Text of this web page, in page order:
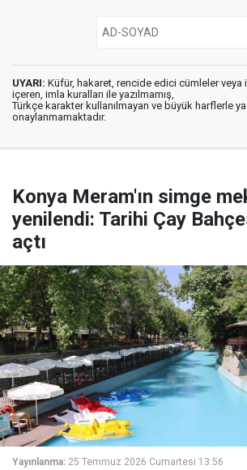
UYARI: Küfür, hakaret, rencide edici cümleler veya
içeren, imla kuralları ile yazılmamış,
Türkçe karakter kullanılmayan ve büyük harflerle
onaylanmamaktadır.
Konya Meram'ın simge
yenilendi: Tarihi Çay
açtı
Yayınlanma: 25 Temmuz 2026 Cumartesi 13:56